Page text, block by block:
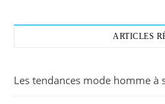
ARTICLES
Les tendances mode homme à